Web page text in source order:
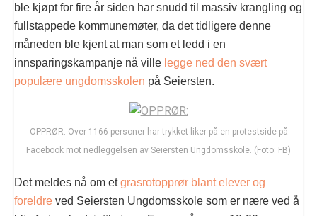
ble kjøpt for fire år siden har snudd til massiv krangling og
fullstappede kommunemøter, da det tidligere denne
måneden ble kjent at man som et ledd i en
innsparingskampanje nå ville legge ned den svært
populære ungdomsskolen på Seiersten.
OPPRØR: Over 1166 personer har trykket liker på en protestside på
Facebook mot nedleggelsen av Seiersten Ungdomsskole. (Foto: FB)
Det meldes nå om etgrasrotopprør blant elever og
foreldre ved Seiersten Ungdomsskole som er nære ved å